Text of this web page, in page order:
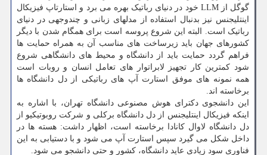
گوگل از LLM خود در دنیای رباتیک بهره می برد و استارتاپ فیزیکال
اینتلیجنس نیز بدنبال استفاده از مدلهای زبانی و چندوجهی در دنیای
رباتیک است. البته این شروع پروسه است برای همگام شدن با دیگر
کشورهای جهان باید زیرساخت های مناسب آن به همراه حمایت ها
فراهم گردد حمایت باید از دانشگاه و محیط های دانشگاهی شروع
شود کمترین کار تجهیز لابراتوار های تعامل انسان و روبات است
همه نمونه های موفق استارت آپ های رباتیکی از دل دانشگاه ها
برخاسته اند.
این دانشجوی دکترای هوش مصنوعی دانشگاه تهران، با اشاره به
اینکه فیزیکال اینتلیجنس از دل دانشگاه برکلی و شرکت روبوتیکیو از
دل دانشگاه لاوال کانادا برخاسته است، اظهار داشت: هسته ها در
داخل شکل می گیرد سپس استارت آپ می شود و با دستیابی به این
فناوری سود زیادی عاید دانشگاه، کشور و حتی دانشجو می شود.